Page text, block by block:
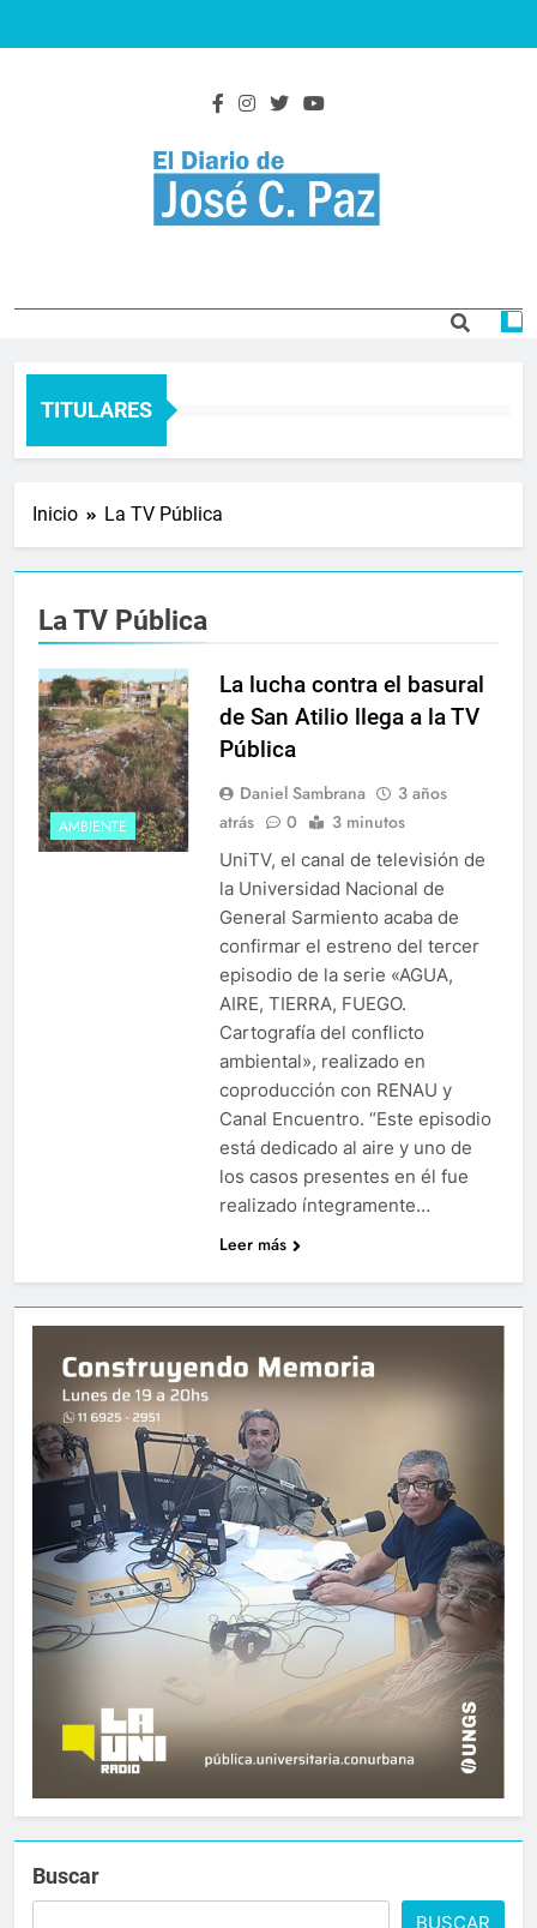
C. Paz
TITULARES
Inicio La TV Pública
La TV Pública
AMBIENTE
La lucha contra el basural
de San Atilio llega a la TV
Pública
Daniel Sambrana
3 años
atrás
0 3 minutos
UniTV, el canal de televisión de
la Universidad Nacional de
General Sarmiento acaba de
confirmar el estreno del tercer
episodio de la serie «AGUA,
AIRE, TIERRA, FUEGO.
Cartografía del conflicto
ambiental», realizado en
coproducción con RENAU y
Canal Encuentro. “Este episodio
está dedicado al aire y uno de
los casos presentes en él fue
realizado íntegramente…
Leer más
Buscar
BUSCAR